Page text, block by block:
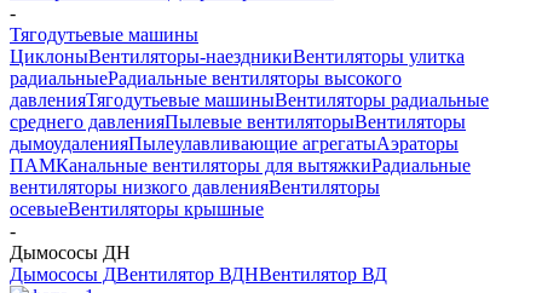
-
Тягодутьевые машины
ЦиклоныВентиляторы-наездникиВентиляторы улитка
радиальныеРадиальные вентиляторы высокого
давленияТягодутьевые машиныВентиляторы радиальные
среднего давленияПылевые вентиляторыВентиляторы
дымоудаленияПылеулавливающие агрегатыАэраторы
ПАМКанальные вентиляторы для вытяжкиРадиальные
вентиляторы низкого давленияВентиляторы
осевыеВентиляторы крышные
-
Дымососы ДН
Дымососы ДВентилятор ВДНВентилятор ВД